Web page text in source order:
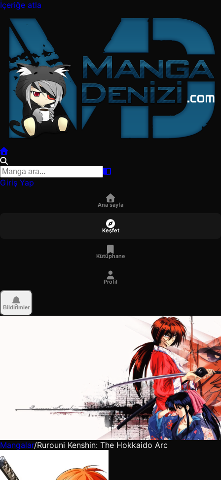
İçeriğe atla
Giriş Yap
Ana sayfa
Keşfet
Kütüphane
Profil
Bildirimler
Mangalar/Rurouni Kenshin: The Hokkaido Arc